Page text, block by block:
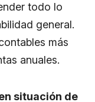
todo lo
general.
más
anuales.
situación de